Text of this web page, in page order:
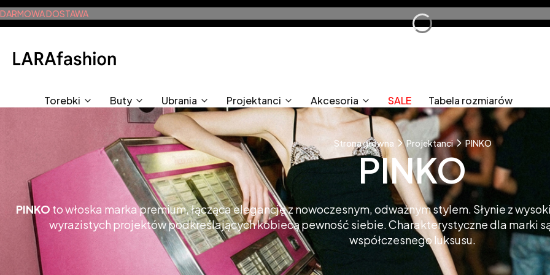
DARMOWA DOSTAWA
Torebki Buty Ubrania Projektanci Akcesoria SALE Tabela rozmiarów
Strona główna Projektanci PINKO
PINKO
PINKO to włoska marka premium, łącząca elegancję z nowoczesnym, odważnym stylem. Słynie z
wyrazistych projektów podkreślających kobiecą pewność siebie. Charakterystyczne dla marki
współczesnego luksusu.